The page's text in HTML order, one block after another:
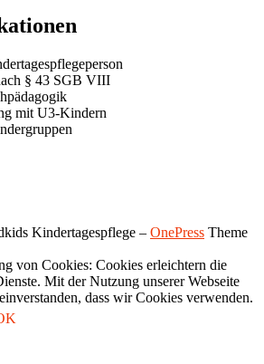
§ 43 SGB VIII
mit U3-Kindern
Kindertagespflege – OnePress Theme
von Cookies: Cookies erleichtern die
Mit der Nutzung unserer Webseite
dass wir Cookies verwenden.